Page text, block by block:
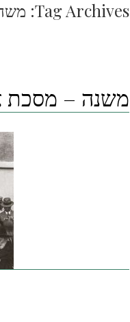
Tag Archives:
משנה – מסכת